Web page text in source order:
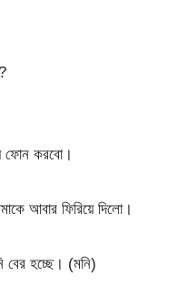
ফোন করবো।
আবার ফিরিয়ে দিলো।
বের হচ্ছে। (মনি)